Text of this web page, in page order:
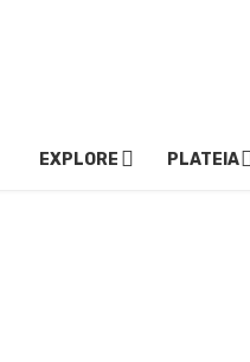
EXPLORE PLATEIA